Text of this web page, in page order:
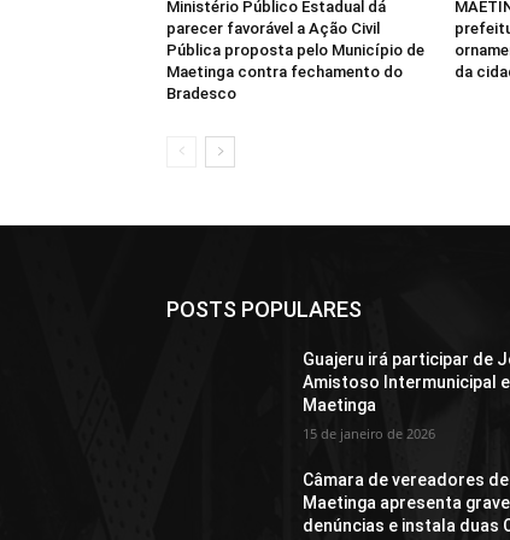
Ministério Público Estadual dá
parecer favorável a Ação Civil
Pública proposta pelo Município de
Maetinga contra fechamento do
Bradesco
da
POSTS POPULARES
Guajeru irá participar de
Amistoso Intermunicipal
Maetinga
15 de janeiro de 2026
Câmara de vereadores de
Maetinga apresenta
denúncias e instala duas